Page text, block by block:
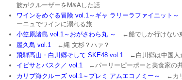
族がクルーザーをM&Aした話
ワインをめぐる冒険 vol.1～ギャ ラリーラファイエット～
ーニュでワインに溺れる旅
小笠原諸島 vol.1～おがさわら丸 ～
←船でしか行けない
屋久島 vol.1
←縄 文杉？ハァ？
飛騨高山・白川郷そして SKE48 vol.1
←白川郷は中国人
イビサとバスク／ vol.1 ←パーリーピーポーと美食家の
カリブ海クルーズ vol.1～プレミ アムエコノミー～
←カ